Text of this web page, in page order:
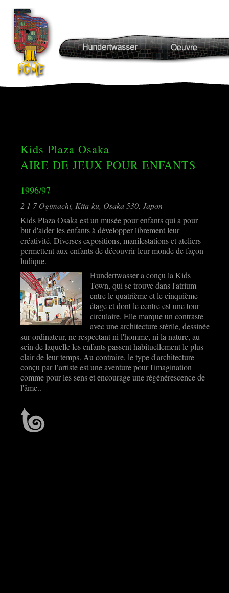
Kids Plaza Osaka
AIRE DE JEUX POUR ENFANTS
1996/97
2 1 7 Ogimachi, Kita-ku, Osaka 530, Japon
Kids Plaza Osaka est un musée pour enfants qui a pour
but d'aider les enfants à développer librement leur
créativité. Diverses expositions, manifestations et ateliers
permettent aux enfants de découvrir leur monde de façon
ludique.
Hundertwasser a conçu la Kids
Town, qui se trouve dans l'atrium
entre le quatrième et le cinquième
étage et dont le centre est une tour
circulaire. Elle marque un contraste
avec une architecture stérile, dessinée
sur ordinateur, ne respectant ni l'homme, ni la nature, au
sein de laquelle les enfants passent habituellement le plus
clair de leur temps. Au contraire, le type d'architecture
conçu par l’artiste est une aventure pour l'imagination
comme pour les sens et encourage une régénérescence de
l'âme..